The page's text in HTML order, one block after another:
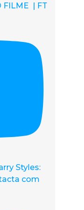
FILME | FT
Styles:
com